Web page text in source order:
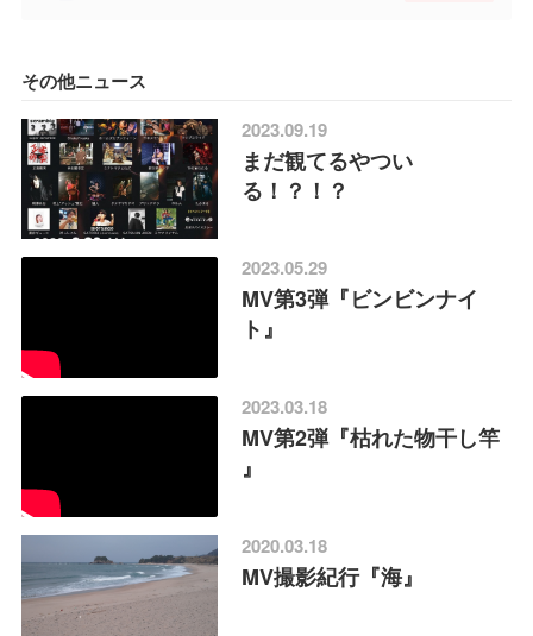
その他ニュース
2023.09.19
まだ観てるやつい
る！？！？
2023.05.29
MV第3弾『ビンビンナイ
ト』
2023.03.18
MV第2弾『枯れた物干し竿
』
2020.03.18
MV撮影紀行『海』